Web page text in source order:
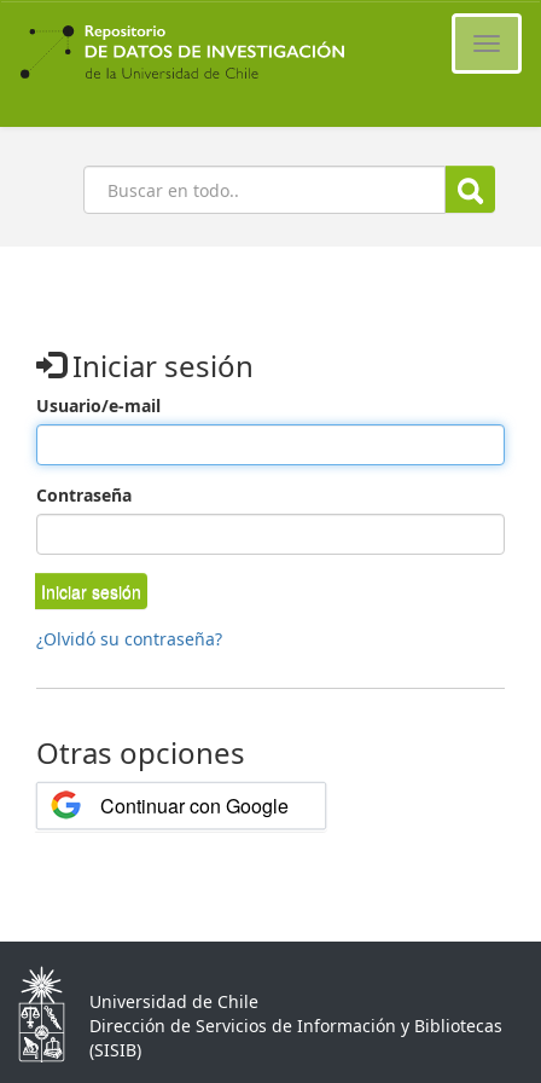
Ir
contenido
principal
Buscar
Iniciar sesión
Usuario/e-mail
Contraseña
Iniciar sesión
¿Olvidó su contraseña?
Otras opciones
Continuar con Google
Universidad de Chile
Dirección de Servicios de Información y Bibliotecas
(SISIB)